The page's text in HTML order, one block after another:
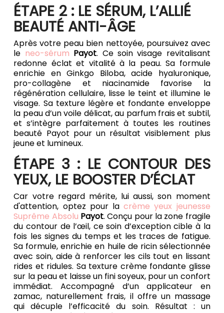
ÉTAPE 2 : LE SÉRUM, L’ALLIÉ
BEAUTÉ ANTI-ÂGE
Après votre peau bien nettoyée, poursuivez avec
le neo-sérum Payot. Ce soin visage revitalisant
redonne éclat et vitalité à la peau. Sa formule
enrichie en Ginkgo Biloba, acide hyaluronique,
pro-collagène et niacinamide favorise la
régénération cellulaire, lisse le teint et illumine le
visage. Sa texture légère et fondante enveloppe
la peau d’un voile délicat, au parfum frais et subtil,
et s’intègre parfaitement à toutes les routines
beauté Payot pour un résultat visiblement plus
jeune et lumineux.
ÉTAPE 3 : LE CONTOUR DES
YEUX, LE BOOSTER D’ÉCLAT
Car votre regard mérite, lui aussi, son moment
d'attention, optez pour lacrème yeux jeunesse
Suprême Absolu Payot. Conçu pour la zone fragile
du contour de l’œil, ce soin d’exception cible à la
fois les signes du temps et les traces de fatigue.
Sa formule, enrichie en huile de ricin sélectionnée
avec soin, aide à renforcer les cils tout en lissant
rides et ridules. Sa texture crème fondante glisse
sur la peau et laisse un fini soyeux, pour un confort
immédiat. Accompagné d’un applicateur en
zamac, naturellement frais, il offre un massage
qui décuple l’efficacité du soin. Résultat : un